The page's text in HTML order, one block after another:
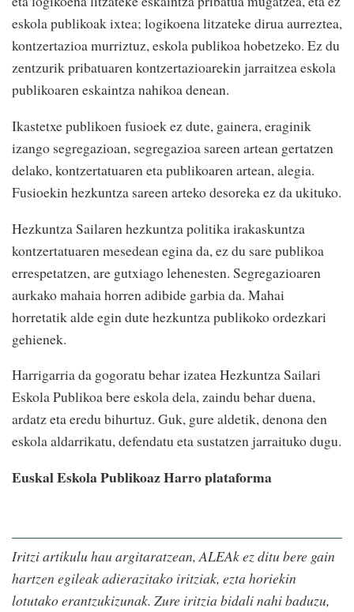
eskola publikoak ixtea; logikoena litzateke dirua aurreztea,
kontzertazioa murriztuz, eskola publikoa hobetzeko. Ez du
zentzurik pribatuaren kontzertazioarekin jarraitzea eskola
publikoaren eskaintza nahikoa denean.
Ikastetxe publikoen fusioek ez dute, gainera, eraginik
izango segregazioan, segregazioa sareen artean gertatzen
delako, kontzertatuaren eta publikoaren artean, alegia.
Fusioekin hezkuntza sareen arteko desoreka ez da ukituko.
Hezkuntza Sailaren hezkuntza politika irakaskuntza
kontzertatuaren mesedean egina da, ez du sare publikoa
errespetatzen, are gutxiago lehenesten. Segregazioaren
aurkako mahaia horren adibide garbia da. Mahai
horretatik alde egin dute hezkuntza publikoko ordezkari
gehienek.
Harrigarria da gogoratu behar izatea Hezkuntza Sailari
Eskola Publikoa bere eskola dela, zaindu behar duena,
ardatz eta eredu bihurtuz. Guk, gurealdetik, denona den
eskola aldarrikatu, defendatu eta sustatzen jarraituko dugu.
Euskal Eskola Publikoaz Harro plataforma
Iritzi artikulu hau argitaratzean, ALEAk ez ditu bere gain
hartzen egileak adierazitako iritziak, ezta horiekin
lotutako erantzukizunak. Zure iritzia bidali nahi baduzu,